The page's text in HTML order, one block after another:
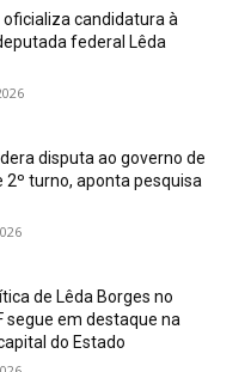
oficializa candidatura à
federal Lêda
disputa ao governo de
2º turno, aponta pesquisa
de Lêda Borges no
segue em destaque na
do Estado